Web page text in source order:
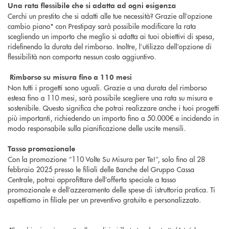
Una rata flessibile che si adatta ad ogni esigenza
Cerchi un prestito che si adatti alle tue necessità? Grazie all’opzione
cambio piano* con Prestipay sarà possibile modificare la rata
scegliendo un importo che meglio si adatta ai tuoi obiettivi di spesa,
ridefinendo la durata del rimborso. Inoltre, l’utilizzo dell’opzione di
flessibilità non comporta nessun costo aggiuntivo.
Rimborso su misura fino a 110 mesi
Non tutti i progetti sono uguali. Grazie a una durata del rimborso
estesa fino a 110 mesi, sarà possibile scegliere una rata su misura e
sostenibile. Questo significa che potrai realizzare anche i tuoi progetti
più importanti, richiedendo un importo fino a 50.000€ e incidendo in
modo responsabile sulla pianificazione delle uscite mensili.
Tasso promozionale
Con la promozione “110 Volte Su Misura per Te!”, solo fino al 28
febbraio 2025 presso le filiali delle Banche del Gruppo Cassa
Centrale, potrai approfittare dell’offerta speciale a tasso
promozionale e dell’azzeramento delle spese di istruttoria pratica. Ti
aspettiamo in filiale per un preventivo gratuito e personalizzato.